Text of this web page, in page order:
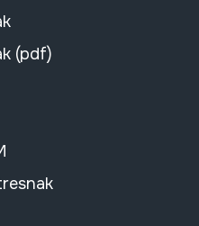
(pdf)